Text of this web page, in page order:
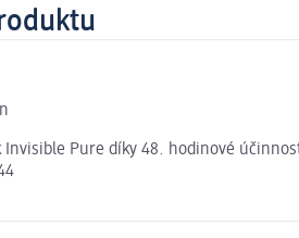
Invisible Pure díky 48. hodinové